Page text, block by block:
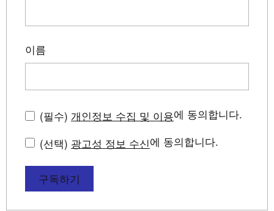
이름
(필수) 개인정보 수집 및 이용에 동의합니다.
(선택) 광고성 정보 수신에 동의합니다.
구독하기